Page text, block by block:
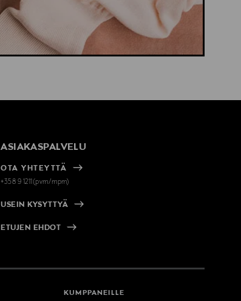
ASIAKASPALVELU
OTA YHTEYTTÄ
+358 9 1211(pvm/mpm)
USEIN KYSYTTYÄ
ETUJEN EHDOT
KUMPPANEILLE